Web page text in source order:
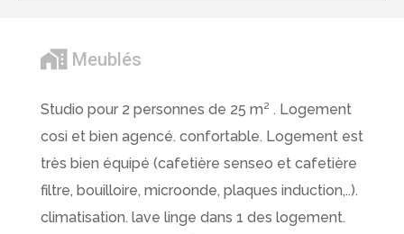
Meublés
Studio pour 2 personnes de 25 m² . Logement
cosi et bien agencé. confortable. Logement est
très bien équipé (cafetière senseo et cafetière
filtre, bouilloire, microonde, plaques induction,..).
climatisation. lave linge dans 1 des logement.